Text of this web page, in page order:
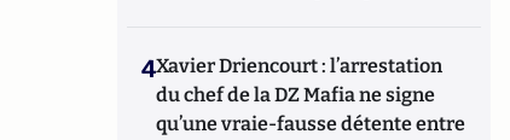
4Xavier Driencourt : l’arrestation
du chef de la DZ Mafia ne signe
qu’une vraie-fausse détente entre